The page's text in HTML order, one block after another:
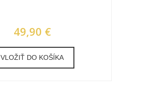
49,90 €
VLOŽIŤ DO KOŠÍKA